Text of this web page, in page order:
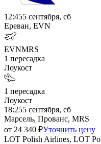
12:455 сентября, сб
Ереван, EVN
EVNMRS
1 пересадка
Лоукост
1 пересадка
Лоукост
18:255 сентября, сб
Марсель, Прованс, MRS
от 24 340 ₽Уточнить цену
LOT Polish Airlines, LOT